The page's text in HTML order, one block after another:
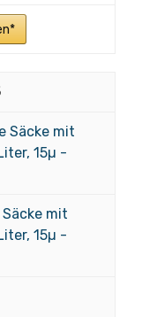
Säcke mit
15µ -